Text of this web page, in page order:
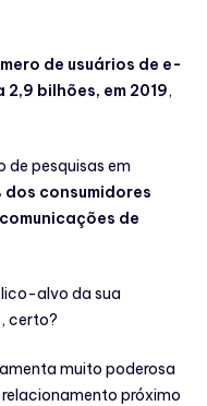
de usuários de e-
bilhões, em 2019,
de pesquisas em
dos consumidores
de
alvo da sua
certo?
muito poderosa
próximo